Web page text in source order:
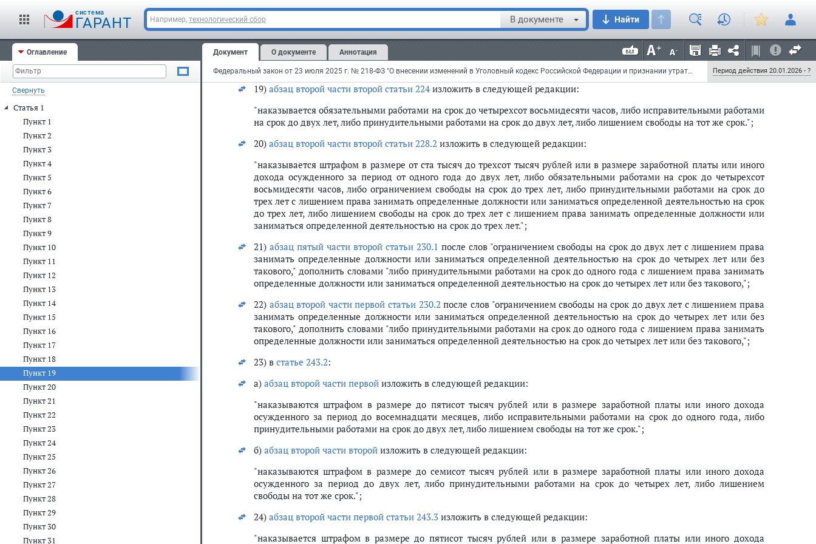
cистема
ГАРАНТ Например, технологический сбор В документе Найти
Оглавление
Свернуть
Статья 1
Пункт 1
Пункт 2
Пункт 3
Пункт 4
Пункт 5
Пункт 6
Пункт 7
Пункт 8
Пункт 9
Пункт 10
Пункт 11
Пункт 12
Пункт 13
Пункт 14
Пункт 15
Пункт 16
Пункт 17
Пункт 18
Пункт 19
Пункт 20
Пункт 21
Пункт 22
Пункт 23
Пункт 24
Пункт 25
Пункт 26
Пункт 27
Пункт 28
Пункт 29
Пункт 30
Пункт 31
Документ О документе Аннотация
Федеральный закон от 23 июля 2025 г. № 218-ФЗ "О внесении изменений в Уголовный кодекс Российской Федерации и признании утратившим силу пункта 7.1 части первой статьи 299 Уголовно-процессуального кодекса Российской Федерации" Период действия 20.01.2026 - ?
"наказывается обязательными работами на срок до четырехсот восьмидесяти часов, либо исправительными работами
на срок от одного года до двух лет, либо ограничением свободы на срок до двух лет, либо принудительными работами
на срок до двух лет со штрафом в размере от пятидесяти тысяч до восьмидесяти тысяч рублей или в размере
заработной платы или иного дохода осужденного за период от трех до шести месяцев или без такового, либо
лишением свободы на срок до двух лет со штрафом в размере от пятидесяти тысяч до восьмидесяти тысяч рублей или
в размере заработной платы или иного дохода осужденного за период от трех до шести месяцев или без такового.";
19) абзац второй части второй статьи 224 изложить в следующей редакции:
"наказывается обязательными работами на срок до четырехсот восьмидесяти часов, либо исправительными работами
на срок до двух лет, либо принудительными работами на срок до двух лет, либо лишением свободы на тот же срок.";
20) абзац второй части второй статьи 228.2 изложить в следующей редакции:
"наказывается штрафом в размере от ста тысяч до трехсот тысяч рублей или в размере заработной платы или иного
дохода осужденного за период от одного года до двух лет, либо обязательными работами на срок до четырехсот
восьмидесяти часов, либо ограничением свободы на срок до трех лет, либо принудительными работами на срок до
трех лет с лишением права занимать определенные должности или заниматься определенной деятельностью на срок
до трех лет, либо лишением свободы на срок до трех лет с лишением права занимать определенные должности или
заниматься определенной деятельностью на срок до трех лет.";
21) абзац пятый части второй статьи 230.1 после слов "ограничением свободы на срок до двух лет с лишением права
занимать определенные должности или заниматься определенной деятельностью на срок до четырех лет или без
такового," дополнить словами "либо принудительными работами на срок до одного года с лишением права занимать
определенные должности или заниматься определенной деятельностью на срок до четырех лет или без такового,";
22) абзац второй части первой статьи 230.2 после слов "ограничением свободы на срок до двух лет с лишением права
занимать определенные должности или заниматься определенной деятельностью на срок до четырех лет или без
такового," дополнить словами "либо принудительными работами на срок до одного года с лишением права занимать
определенные должности или заниматься определенной деятельностью на срок до четырех лет или без такового,";
23) в статье 243.2:
а) абзац второй части первой изложить в следующей редакции:
"наказываются штрафом в размере до пятисот тысяч рублей или в размере заработной платы или иного дохода
осужденного за период до восемнадцати месяцев, либо исправительными работами на срок до одного года, либо
принудительными работами на срок до двух лет, либо лишением свободы на тот же срок.";
б) абзац второй части второй изложить в следующей редакции:
"наказываются штрафом в размере до семисот тысяч рублей или в размере заработной платы или иного дохода
осужденного за период до двух лет, либо принудительными работами на срок до четырех лет, либо лишением
свободы на тот же срок.";
24) абзац второй части первой статьи 243.3 изложить в следующей редакции:
"наказывается штрафом в размере до пятисот тысяч рублей или в размере заработной платы или иного дохода